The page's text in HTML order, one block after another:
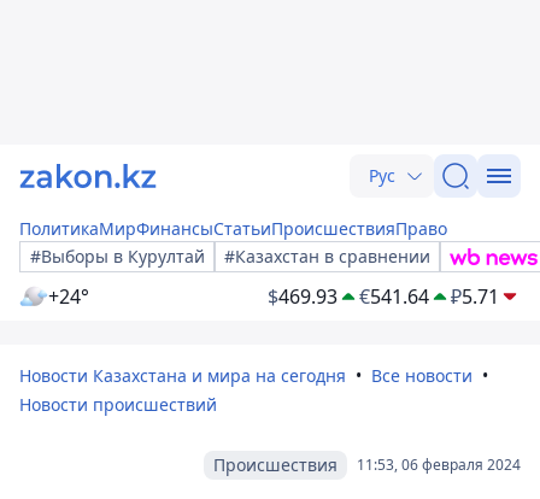
Рус
ПолитикаМирФинансыСтатьиПроисшествияПраво
#Выборы в Курултай
#Казахстан в сравнении
+24° $469.93 €541.64 ₽5.71
Новости Казахстана и мира на сегодня
Все новости
Новости происшествий
11:53, 06 февраля 2024
Происшествия